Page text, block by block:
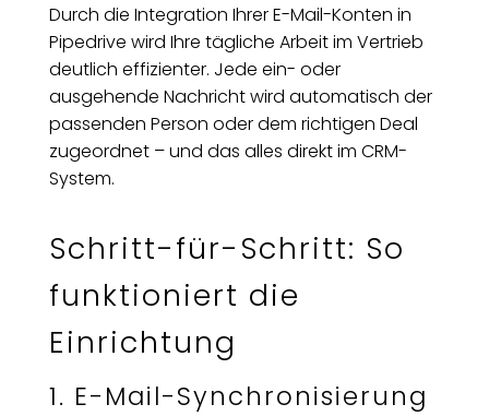
Durch die Integration Ihrer E-Mail-Konten in
Pipedrive wird Ihre tägliche Arbeit im Vertrieb
deutlich effizienter. Jede ein- oder
ausgehende Nachricht wird automatisch der
passenden Person oder dem richtigen Deal
zugeordnet – und das alles direkt im CRM-
System.
Schritt-für-Schritt: So
funktioniert die
Einrichtung
1. E-Mail-Synchronisierung